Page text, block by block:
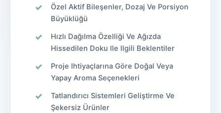
Özel Aktif Bileşenler, Dozaj Ve Porsiyon
Büyüklüğü
Hızlı Dağılma Özelliği Ve Ağızda
Hissedilen Doku Ile Ilgili Beklentiler
Proje Ihtiyaçlarına Göre Doğal Veya
Yapay Aroma Seçenekleri
Tatlandırıcı Sistemleri Geliştirme Ve
Şekersiz Ürünler